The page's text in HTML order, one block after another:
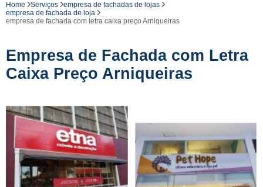
Home Serviços
empresa de fachadas de lojas
empresa de fachada de loja
empresa de fachada com letra caixa preço Arniqueiras
Empresa de Fachada com Letra
Caixa Preço Arniqueiras